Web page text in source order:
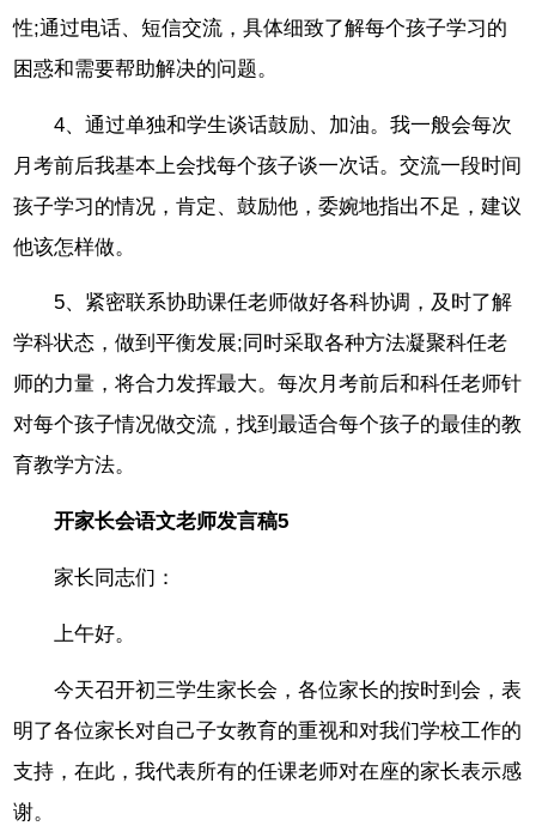
性;通过电话、短信交流，具体细致了解每个孩子学习的
困惑和需要帮助解决的问题。
4、通过单独和学生谈话鼓励、加油。我一般会每次
月考前后我基本上会找每个孩子谈一次话。交流一段时间
孩子学习的情况，肯定、鼓励他，委婉地指出不足，建议
他该怎样做。
5、紧密联系协助课任老师做好各科协调，及时了解
学科状态，做到平衡发展;同时采取各种方法凝聚科任老
师的力量，将合力发挥最大。每次月考前后和科任老师针
对每个孩子情况做交流，找到最适合每个孩子的最佳的教
育教学方法。
开家长会语文老师发言稿5
家长同志们：
上午好。
今天召开初三学生家长会，各位家长的按时到会，表
明了各位家长对自己子女教育的重视和对我们学校工作的
支持，在此，我代表所有的任课老师对在座的家长表示感
谢。